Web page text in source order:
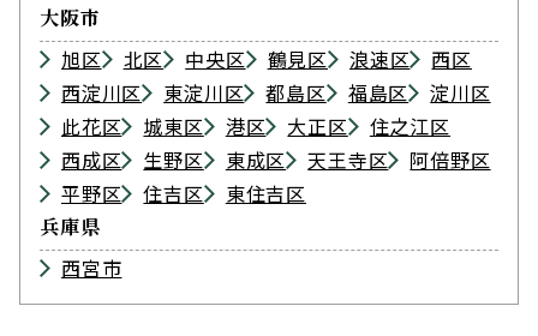
大阪市
旭区 北区 中央区 鶴見区 浪速区
西区
西淀川区
東淀川区 都島区 福島区
淀川区
此花区
城東区 港区 大正区
住之江区
西成区
生野区 東成区 天王寺区
阿倍野区
平野区
住吉区 東住吉区
兵庫県
西宮市